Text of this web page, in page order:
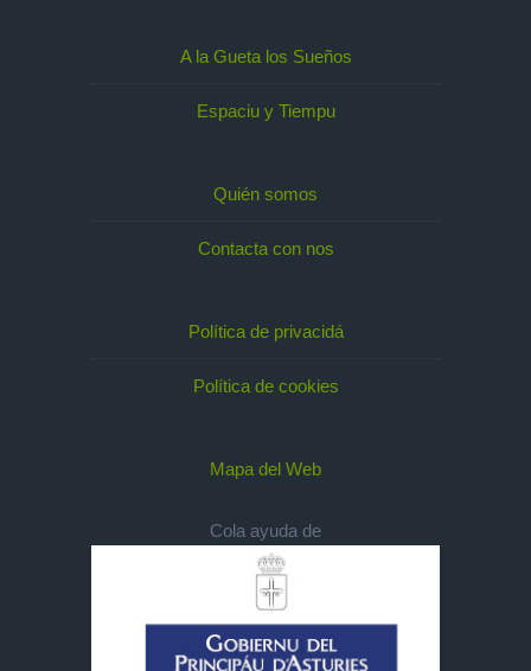
A la Gueta los Sueños
Espaciu y Tiempu
Quién somos
Contacta con nos
Política de privacidá
Política de cookies
Mapa del Web
Cola ayuda de